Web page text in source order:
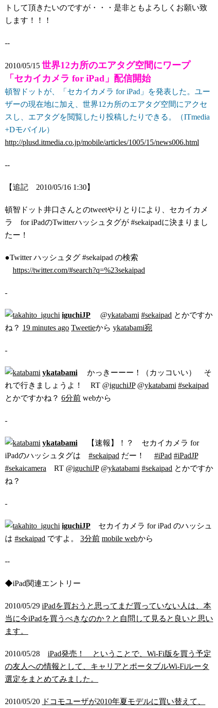
トして頂きたいのですが・・・是非ともよろしくお願い致
します！！！
--
2010/05/15 世界12カ所のエアタグ空間にワープ
「セカイカメラ for iPad」配信開始
頓智ドットが、「セカイカメラ for iPad」を発表した。ユー
ザーの現在地に加え、世界12カ所のエアタグ空間にアクセ
スし、エアタグを閲覧したり投稿したりできる。（ITmedia
+Dモバイル）
http://plusd.itmedia.co.jp/mobile/articles/1005/15/news006.html
--
【追記 2010/05/16 1:30】
頓智ドット井口さんとのtweetやりとりにより、セカイカメ
ラ for iPadのTwitterハッシュタグが #sekaipadに決まりまし
たー！
●Twitter ハッシュタグ #sekaipad の検索
https://twitter.com/#search?q=%23sekaipad
-
iguchiJP @ykatabami #sekaipad とかですか
ね？ 19 minutes ago Tweetieから ykatabami宛
-
ykatabami
かっきーーー！（カッコいい） そ
れで行きましょうよ！ RT @iguchiJP@ykatabami #sekaipad
とかですかね？ 6分前 webから
-
ykatabami
【速報】！？ セカイカメラ for
iPadのハッシュタグは #sekaipad だー！ #iPad #iPadJP
#sekaicamera RT @iguchiJP@ykatabami #sekaipad とかですか
ね？
-
iguchiJP
セカイカメラ for iPad のハッシュ
は #sekaipad ですよ。 3分前 mobile webから
--
◆iPad関連エントリー
2010/05/29 iPadを買おうと思ってまだ買っていない人は、本
当に今iPadを買うべきなのか？と自問して見ると良いと思い
ます。
2010/05/28 iPad発売！ ということで、Wi-Fi版を買う予定
の友人への情報として、キャリアとポータブルWi-Fiルータ
選定をまとめてみました。
2010/05/20 ドコモユーザが2010年夏モデルに買い替えて、